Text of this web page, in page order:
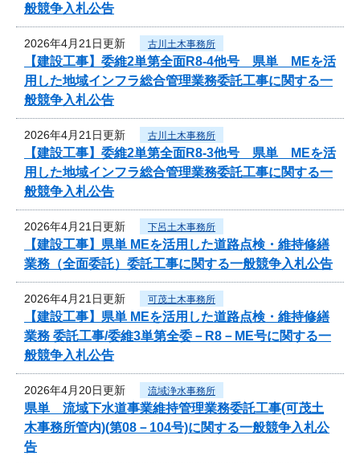
般競争入札公告
2026年4月21日更新 古川土木事務所
【建設工事】委維2単第全面R8-4他号 県単 MEを活
用した地域インフラ総合管理業務委託工事に関する一
般競争入札公告
2026年4月21日更新 古川土木事務所
【建設工事】委維2単第全面R8-3他号 県単 MEを活
用した地域インフラ総合管理業務委託工事に関する一
般競争入札公告
2026年4月21日更新 下呂土木事務所
【建設工事】県単 MEを活用した道路点検・維持修繕
業務（全面委託）委託工事に関する一般競争入札公告
2026年4月21日更新 可茂土木事務所
【建設工事】県単 MEを活用した道路点検・維持修繕
業務 委託工事/委維3単第全委－R8－ME号に関する一
般競争入札公告
2026年4月20日更新 流域浄水事務所
県単 流域下水道事業維持管理業務委託工事(可茂土
木事務所管内)(第08－104号)に関する一般競争入札公
告